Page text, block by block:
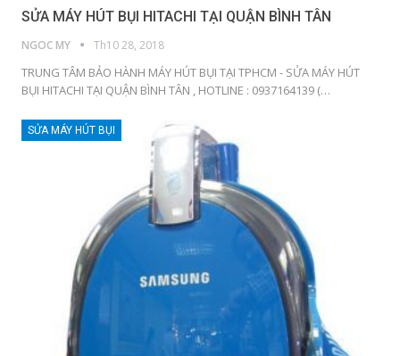
SỬA MÁY HÚT BỤI HITACHI TẠI QUẬN BÌNH TÂN
NGOC MY Th10 28, 2018
TRUNG TÂM BẢO HÀNH MÁY HÚT BỤI TẠI TPHCM - SỬA MÁY HÚT
BỤI HITACHI TẠI QUẬN BÌNH TÂN , HOTLINE : 0937164139 (…
SỬA MÁY HÚT BỤI